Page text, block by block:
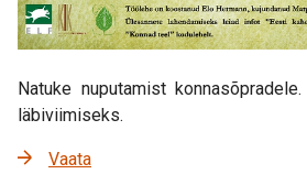
Natuke nuputamist
läbiviimiseks.
Vaata